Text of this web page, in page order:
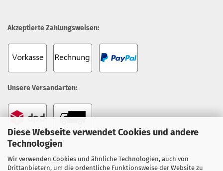
Diese Webseite verwendet Cookies und andere
Technologien
Wir verwenden Cookies und ähnliche Technologien, auch von
Drittanbietern, um die ordentliche Funktionsweise der Website zu
Akzeptierte Zahlungsweisen:
Unsere Versandarten:
Unsere Topseller: